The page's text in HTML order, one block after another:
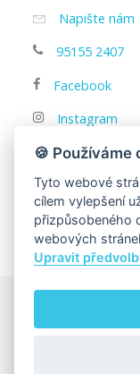
Napište nám
95155 2407
Facebook
Instagram
IČ: 00216208
DIČ: CZ00216208
© 2025
Za obsah této
🍪 Používáme
Tyto webové
cílem vylepšení
přizpůsobeného
webových
Upravit